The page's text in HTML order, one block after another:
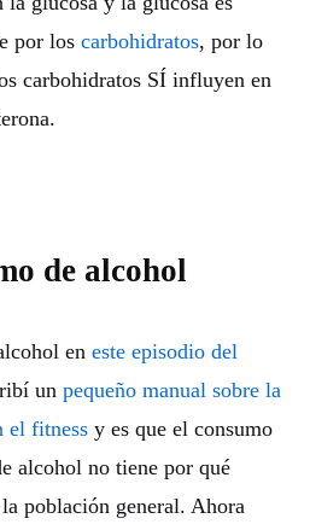
por los carbohidratos, por lo
carbohidratos SÍ influyen en
de alcohol
en este episodio del
un pequeño manual sobre la
el fitness y es que el consumo
alcohol no tiene por qué
población general. Ahora